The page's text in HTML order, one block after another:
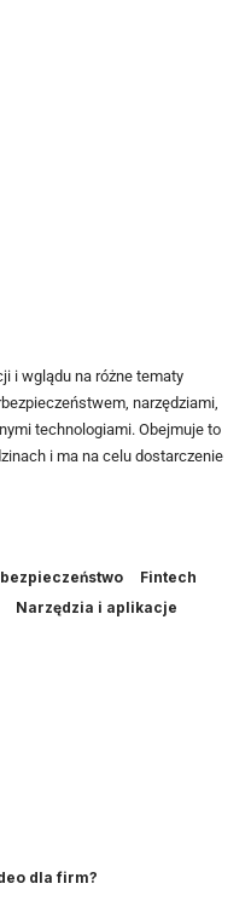
i wglądu na różne tematy
narzędziami,
technologiami. Obejmuje to
i ma na celu dostarczenie
Fintech
Narzędzia i aplikacje
dla firm?